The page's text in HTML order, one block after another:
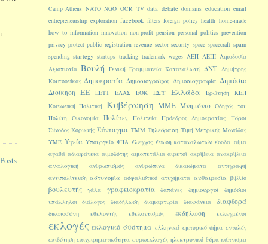
Camp Athens NATO NGO OCR TV data debate domains education email
entrepreneurship exploration facebook filters foreign policy health home-made
how to information innovation non-profit pension personal politics prevention
privacy protect public registration revenue sector security space spacecraft spam
spending startegy startups tracking trademark wages ΑΕΠ ΑΕΠΙ Αιμοδοσία
Αξιοπιστία Βουλή Γενική Γραμματεία Καταναλωτή ΔΝΤ Δημήτρης
Κουτσονίκας Δημοκρατία Δημοσιογράφος Δημοσιογραφία Δημόσιο
Διοίκηση ΕΕ ΕΕΤΤ ΕΛΑΣ ΕΟΚ ΕΣΥ Ελλάδα Ερώτηση
ΚΕΠ
Κοινωνική Πολιτική
Κυβέρνηση ΜΜΕ Μνημόνιο Οδηγός του
Πολίτη
Οικονομία Πολίτες Πολιτεία Πρόεδρος Δημοκρατίας
Πόροι
Σύνοδος Κορυφής Σύνταγμα ΤΜΜ Τηλεόραση Τιμή Μετρικής Μονάδας
ΥΜΕ Υγεία Υπουργείο ΦΠΑ έλεγχος ένωση καταναλωτών έσοδα αίμα
αγαθά αδιαφάνεια αιμοδότης αιμοπετάλια αιρετοί ακρίβεια ανακρίβεια
αναλογική ανθρωπισμός ανθρώπινα δικαιώματα
αντιγραφή
αντιπολίτευση αστυνομία ασφαλιστικό ατυχήματα αυθαιρεσία βιβλίο
βουλευτής γάλα γραφειοκρατία δαπάνες δημιουργοί
δημόσιοι
υπάλληλοι
διάλογος διαδήλωση διαμαρτυρία διαφάνεια διαφθορά
δικαιοσύνη εθελοντής εθελοντισμός εκδήλωση εκλεγμένοι
εκλογές εκλογικό σύστημα ελληνικά εμπορικό σήμα εντολές
επιδότηση επιχειρηματικότητα ευρωεκλογές ηλεκτρονικό θύμα κάπνισμα